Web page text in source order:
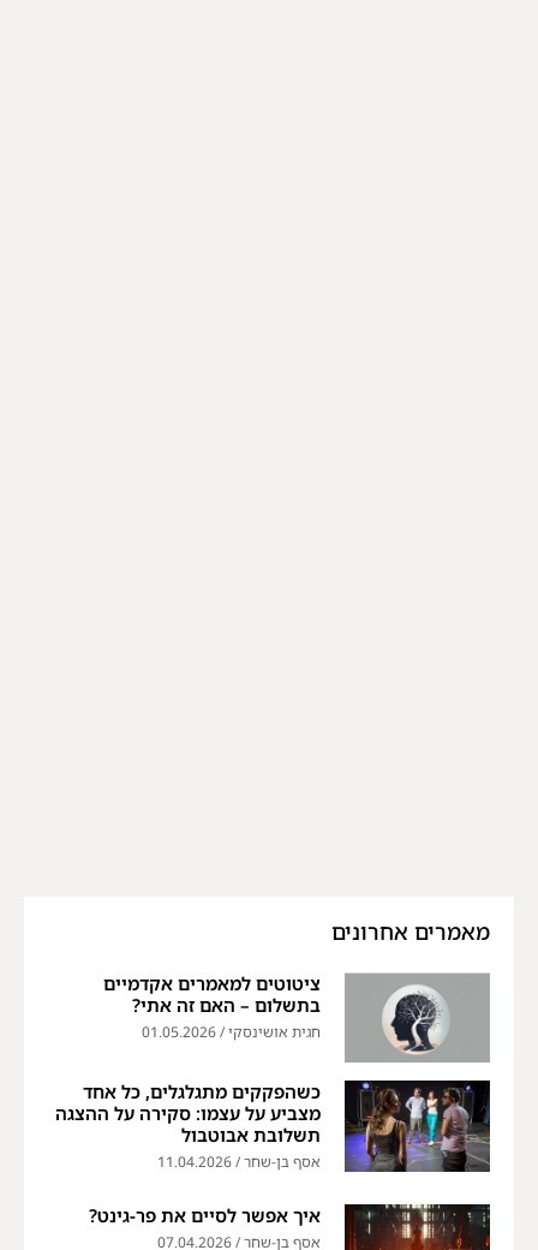
מאמרים אחרונים
ציטוטים למאמרים אקדמיים
בתשלום – האם זה אתי?
חגית אושינסקי 01.05.2026
כשהפקקים מתגלגלים, כל אחד
מצביע על עצמו: סקירה על ההצגה
תשלובת אבוטבול
אסף בן-שחר 11.04.2026
איך אפשר לסיים את פר-גינט?
אסף בן-שחר 07.04.2026